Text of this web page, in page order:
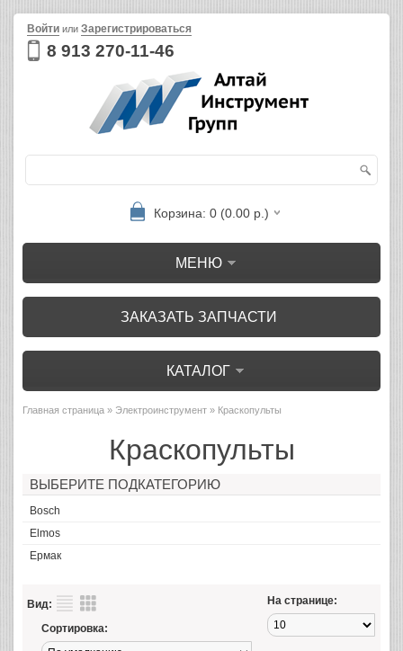
8 913 270-11-46
Войти или Зарегистрироваться
Корзина: 0 (0.00 р.)
МЕНЮ
ЗАКАЗАТЬ ЗАПЧАСТИ
КАТАЛОГ
Главная страница » Электроинструмент » Краскопульты
Краскопульты
ВЫБЕРИТЕ ПОДКАТЕГОРИЮ
Bosch
Elmos
Ермак
Вид: На странице:
Сортировка: